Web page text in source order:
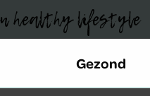
healthy lifestyle
Gezond